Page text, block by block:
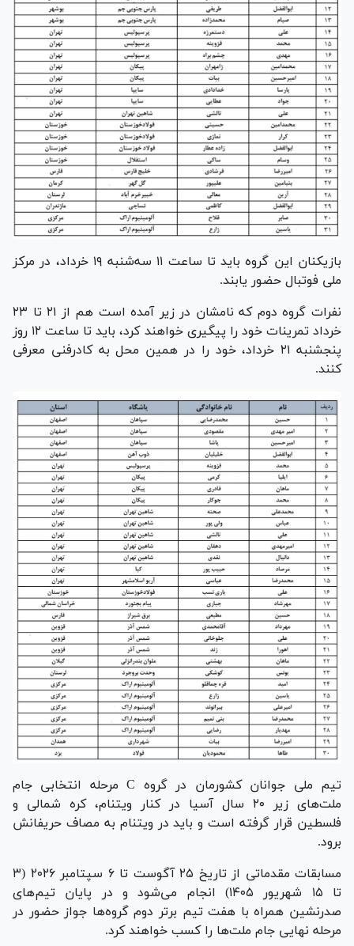
بازیکنان این گروه باید تا ساعت ۱۱ سه‌شنبه ۱۹ خرداد، در مرکز
ملی فوتبال حضور یابند.
نفرات گروه دوم که نامشان در زیر آمده است هم از ۲۱ تا ۲۳
خرداد تمرینات خود را پیگیری خواهند کرد، باید تا ساعت ۱۲ روز
پنجشنبه ۲۱ خرداد، خود را در همین محل به کادرفنی معرفی
کنند.
تیم ملی جوانان کشورمان در گروه C مرحله انتخابی جام
ملت‌های زیر ۲۰ سال آسیا در کنار ویتنام، کره شمالی و
فلسطین قرار گرفته است و باید در ویتنام به مصاف حریفانش
برود.
مسابقات مقدماتی از تاریخ ۲۵ آگوست تا ۶ سپتامبر ۲۰۲۶ (۳
تا ۱۵ شهریور ۱۴۰۵) انجام می‌شود و در پایان تیم‌های
صدرنشین همراه با هفت تیم برتر دوم گروه‌ها جواز حضور در
مرحله نهایی جام ملت‌ها را کسب خواهند کرد.